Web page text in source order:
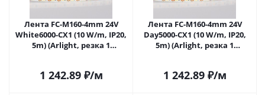
Лента FC-M160-4mm 24V
White6000-CX1 (10 W/m, IP20,
5m) (Arlight, резка 1
1 242.89₽/м
Лента FC-M160-4mm 24V
Day5000-CX1 (10 W/m, IP20,
5m) (Arlight, резка 1
1 242.89₽/м